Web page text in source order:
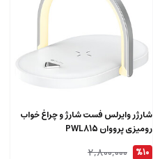
شارژر وایرلس فست شارژ و چراغ خواب
رومیزی پرووان PWL815
%10
2,800,000